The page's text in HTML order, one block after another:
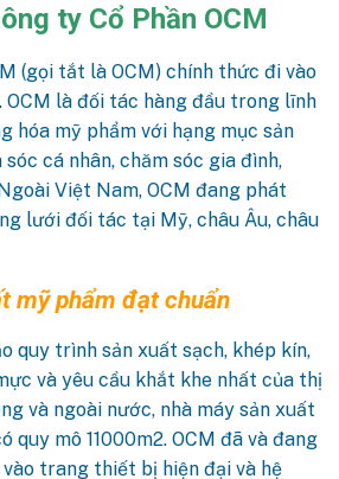
ty Cổ Phần OCM
(gọi tắt là OCM) chính thức đi vào
OCM là đối tác hàng đầu trong lĩnh
hóa mỹ phẩm với hạng mục sản
cá nhân, chăm sóc gia đình,
Việt Nam, OCM đang phát
lưới đối tác tại Mỹ, châu Âu, châu
mỹ phẩm đạt chuẩn
quy trình sản xuất sạch, khép kín,
và yêu cầu khắt khe nhất của thị
và ngoài nước, nhà máy sản xuất
quy mô 11000m2. OCM đã và đang
trang thiết bị hiện đại và hệ